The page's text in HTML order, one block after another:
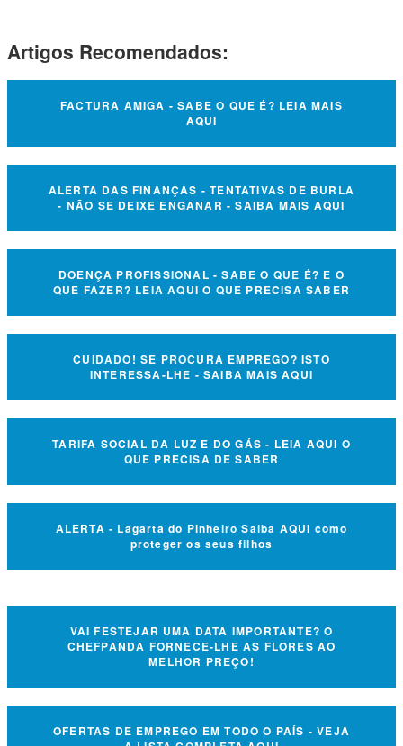
Artigos Recomendados:
FACTURA AMIGA - SABE O QUE É? LEIA MAIS
AQUI
ALERTA DAS FINANÇAS - TENTATIVAS DE BURLA
- NÃO SE DEIXE ENGANAR - SAIBA MAIS AQUI
DOENÇA PROFISSIONAL - SABE O QUE É? E O
QUE FAZER? LEIA AQUI O QUE PRECISA SABER
CUIDADO! SE PROCURA EMPREGO? ISTO
INTERESSA-LHE - SAIBA MAIS AQUI
TARIFA SOCIAL DA LUZ E DO GÁS - LEIA AQUI O
QUE PRECISA DE SABER
ALERTA - Lagarta do Pinheiro Saiba AQUI como
proteger os seus filhos
VAI FESTEJAR UMA DATA IMPORTANTE? O
CHEFPANDA FORNECE-LHE AS FLORES AO
MELHOR PREÇO!
OFERTAS DE EMPREGO EM TODO O PAÍS - VEJA